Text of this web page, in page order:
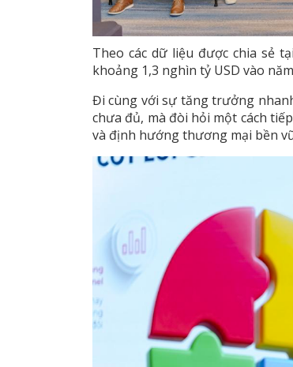
Theo các dữ liệu được chia sẻ
khoảng 1,3 nghìn tỷ USD vào
Đi cùng với sự tăng trưởng
chưa đủ, mà đòi hỏi một cách
và định hướng thương mại bền